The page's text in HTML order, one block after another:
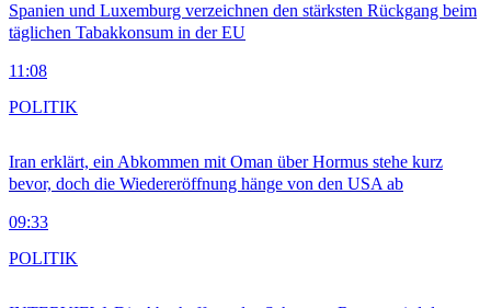
Spanien und Luxemburg verzeichnen den stärksten Rückgang beim
täglichen Tabakkonsum in der EU
11:08
Iran erklärt, ein Abkommen mit Oman über Hormus stehe kurz
bevor, doch die Wiedereröffnung hänge von den USA ab
09:33
POLITIK
POLITIK